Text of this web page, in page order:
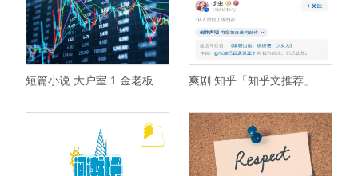
短篇小说 大户室 1 金老板 爽剧 知乎「知乎文推荐」